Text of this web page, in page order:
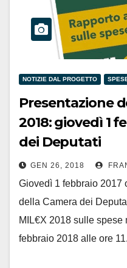
NOTIZIE DAL PROGETTO
Presentazione
2018: giovedì 1
dei Deputati
GEN 26, 2018
Giovedì 1 febbraio 2017
della Camera dei
MIL€X 2018 sulle
febbraio 2018 alle ore